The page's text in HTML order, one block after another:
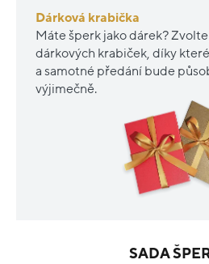
Dárková krabička
Máte šperk jako dárek?
dárkových krabiček, díky
a samotné předání bude
výjimečně.
SADA